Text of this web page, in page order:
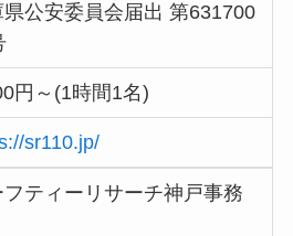
県公安委員会届出 第631700
円～(1時間1名)
sr110.jp/
フティーリサーチ神戸事務